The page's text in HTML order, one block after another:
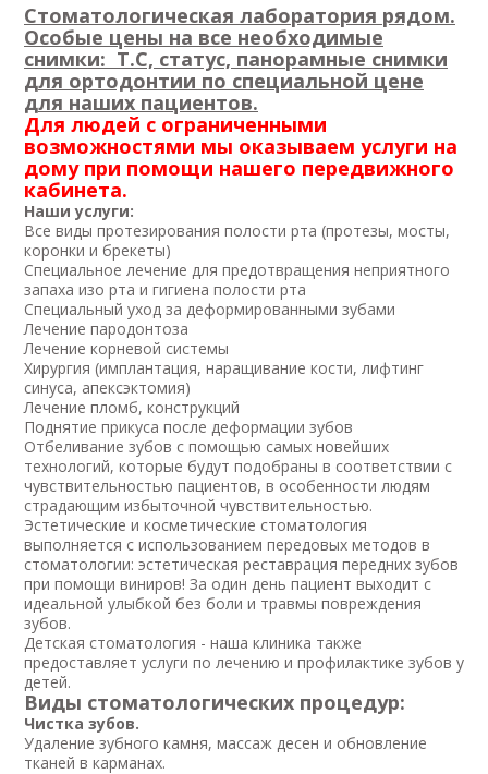
Стоматологическая лаборатория рядом.
Особые цены на все необходимые
снимки: T.C, статус, панорамные cнимки
для ортодонтии по специальной цене
для наших пациентов.
Для людей с ограниченными
возможностями мы оказываем услуги на
дому при помощи нашего передвижного
кабинета.
Наши услуги:
Все виды протезирования полости рта (протезы, мосты,
коронки и брекеты)
Специальное лечение для предотвращения неприятного
запаха изо рта и гигиена полости рта
Специальный уход за деформированными зубами
Лечение пародонтоза
Лечение корневой системы
Хирургия (имплантация, наращивание кости, лифтинг
синуса, апексэктомия)
Лечение пломб, конструкций
Поднятие прикуса после деформации зубов
Отбеливание зубов с помощью самых новейших
технологий, которые будут подобраны в соответствии с
чувствительностью пациентов, в особенности людям
страдающим избыточной чувствительностью.
Эстетические и косметические стоматология
выполняется с использованием передовых методов в
стоматологии: эстетическая реставрация передних зубов
при помощи виниров! За один день пациент выходит с
идеальной улыбкой без боли и травмы повреждения
зубов.
Детская стоматология - наша клиника также
предоставляет услуги по лечению и профилактике зубов у
детей.
Виды стоматологических процедур:
Чистка зубов.
Удаление зубного камня, массаж десен и обновление
тканей в карманах.